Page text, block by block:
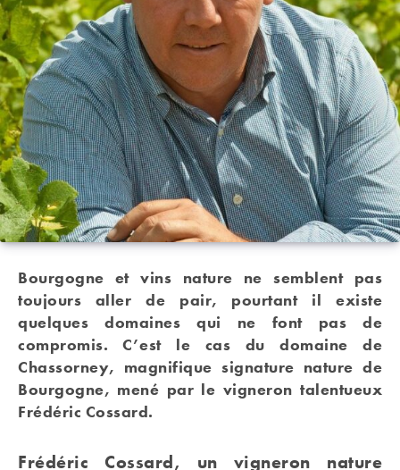
Bourgogne et vins nature ne semblent pas
toujours aller de pair, pourtant il existe
quelques domaines qui ne font pas de
compromis. C’est le cas du domaine de
Chassorney, magnifique signature nature de
Bourgogne, mené par le vigneron talentueux
Frédéric Cossard.
Frédéric Cossard, un vigneron nature